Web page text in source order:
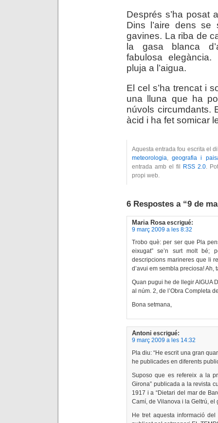
Després s’ha posat
Dins l’aire dens
gavines. La riba de
la gasa blanca
fabulosa
pluja a l’aigua.
El cel s’ha trencat i
una lluna que ha
núvols circumdants.
àcid i ha fet somicar
Aquesta entrada fou escrita el
meteorologia ,geografia i
entrada amb el fil RSS 2.0.
propi web.
6 Respostes a “9 de
Maria Rosa escrigué:
9 març 2009 a les 8:32
Trobo què: per ser que Pla
eixugat” se’n surt molt bé;
descripcions marineres que li
d’avui em sembla preciosa! Ah,
Quan pugui he de llegir AIGUA
al núm. 2, de l’Obra Completa
Bona setmana,
Antoni escrigué:
9 març 2009 a les 14:32
Pla diu: “He escrit una gran
he publicades en diferents
Suposo que es refereix a la
Girona” publicada a la revista
1917 i a “Dietari del mar de
Camí, de Vilanova i la Geltrú, el
He tret aquesta informació